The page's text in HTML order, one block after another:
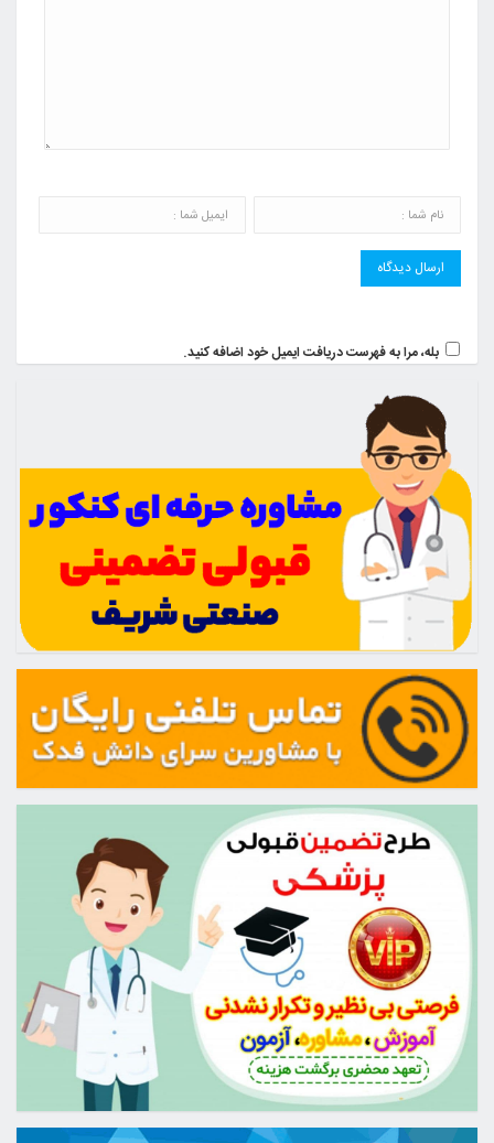
بله، مرا به فهرست دریافت ایمیل خود اضافه کنید.